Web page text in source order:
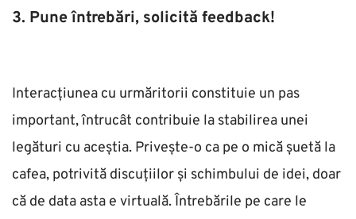
3. Pune întrebări, solicită feedback!
Interacțiunea cu urmăritorii constituie un pas
important, întrucât contribuie la stabilirea unei
legături cu aceștia. Privește-o ca pe o mică șuetă la
cafea, potrivită discuțiilor și schimbului de idei, doar
că de data asta e virtuală. Întrebările pe care le